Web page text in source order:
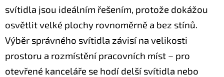
svítidla jsou ideálním řešením, protože dokážou
osvětlit velké plochy rovnoměrně a bez stínů.
Výběr správného svítidla závisí na velikosti
prostoru a rozmístění pracovních míst – pro
otevřené kanceláře se hodí delší svítidla nebo